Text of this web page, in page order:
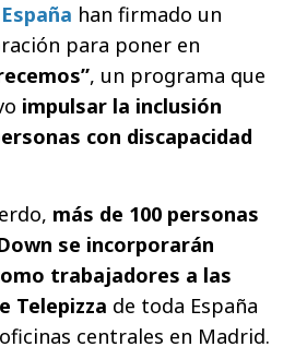
han firmado un
para poner en
, un programa que
impulsar la inclusión
con discapacidad
más de 100 personas
se incorporarán
trabajadores a las
Telepizza de toda España
centrales en Madrid.